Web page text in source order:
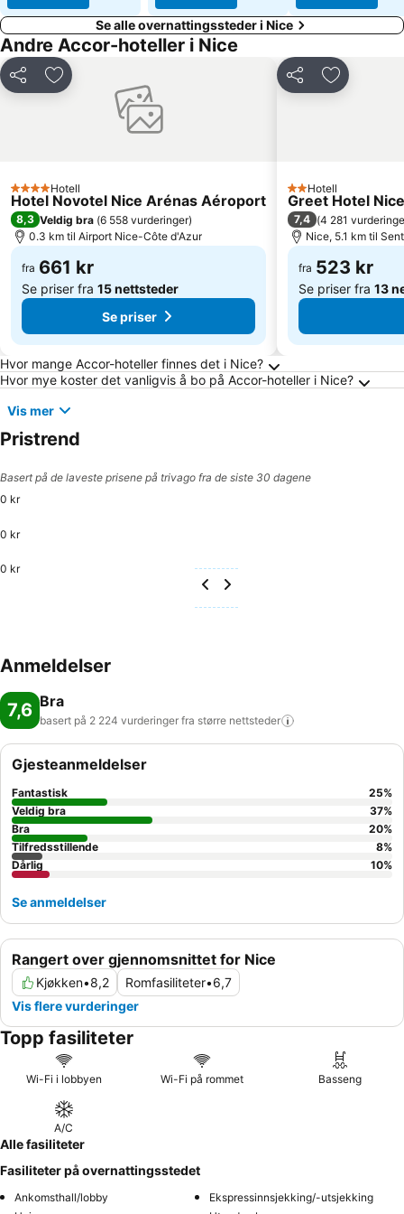
Se alle overnattingssteder i Nice
Andre Accor-hoteller i Nice
Del Legg til i favoritter
4 Stjerner
Hotell
Hotel Novotel Nice Arénas Aéroport
8,3 Veldig bra (6 558 vurderinger)
0.3 km til Airport Nice-Côte d'Azur
fra 661 kr
Se priser fra 15 nettsteder
Se priser
Del Legg til i
2 Stjerner
Hotell
Greet Hotel
7,4 (4 281
Nice, 5.1 km til
fra 523 kr
Se priser fra 13
Ofte stilte spørsmål om Nice
Hvor mange Accor-hoteller finnes det i Nice?
Hvor mye koster det vanligvis å bo på Accor-hoteller i Nice?
Vis mer
Pristrend
Basert på de laveste prisene på trivago fra de siste 30 dagene
0 kr
0 kr
0 kr
Anmeldelser
7,6 Bra
basert på 2 224 vurderinger fra større nettsteder
Rangert over gjennomsnittet for Nice
Kjøkken•8,2 Romfasiliteter•6,7
Vis flere vurderinger
Gjesteanmeldelser
Fantastisk 25%
Veldig bra
37%
Bra
20%
Tilfredsstillende
8%
Dårlig
10%
Se anmeldelser
Topp fasiliteter
Wi-Fi i lobbyen Wi-Fi på rommet Basseng
A/C
Alle fasiliteter
Fasiliteter på overnattingsstedet
Ankomsthall/lobby
Ekspressinnsjekking/-utsjekking